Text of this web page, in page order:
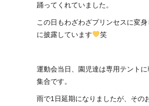
踊ってくれていました。
この日もわざわざプリンセスに変身
に披露しています
笑
運動会当日、園児達は専用テント
集合です。
雨で1日延期になりましたが、その